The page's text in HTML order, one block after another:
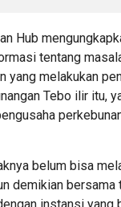
Hub
tentang
yang melakukan
Tebo ilir itu,
belum bisa
demikian bersama